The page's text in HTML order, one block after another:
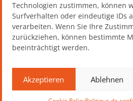
Technologien zustimmen, können
Surfverhalten oder eindeutige IDs
verarbeiten. Wenn Sie Ihre
zurückziehen, können bestimmte
beeinträchtigt werden.
Akzeptieren Ablehnen